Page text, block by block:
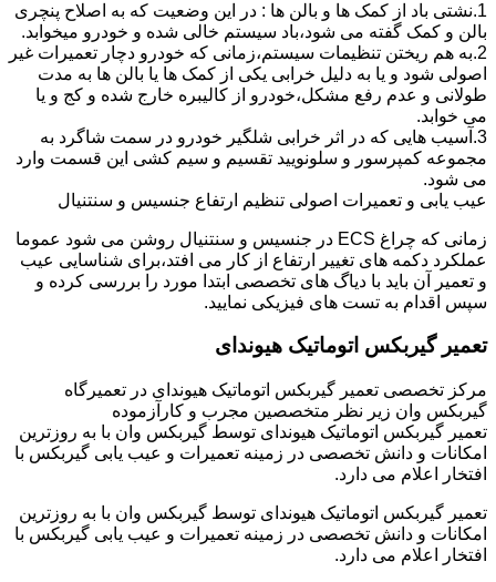
1.نشتی باد از کمک ها و بالن ها : در این وضعیت که به اصلاح پنچری
بالن و کمک گفته می شود،باد سیستم خالی شده و خودرو میخوابد.
2.به هم ریختن تنظیمات سیستم،زمانی که خودرو دچار تعمیرات غیر
اصولی شود و یا به دلیل خرابی یکی از کمک ها یا بالن ها به مدت
طولانی و عدم رفع مشکل،خودرو از کالیبره خارج شده و کج و یا
می خوابد.
3.آسیب هایی که در اثر خرابی شلگیر خودرو در سمت شاگرد به
مجموعه کمپرسور و سلونویید تقسیم و سیم کشی این قسمت وارد
می شود.
عیب یابی و تعمیرات اصولی تنظیم ارتفاع جنسیس و سنتنیال
زمانی که چراغ ECS در جنسیس و سنتنیال روشن می شود عموما
عملکرد دکمه های تغییر ارتفاع از کار می افتد،برای شناسایی عیب
و تعمیر آن باید با دیاگ های تخصصی ابتدا مورد را بررسی کرده و
سپس اقدام به تست های فیزیکی نمایید.
تعمیر گیربکس اتوماتیک هیوندای
مرکز تخصصی تعمیر گیربکس اتوماتیک هیوندای در تعمیرگاه
گیربکس وان زیر نظر متخصصین مجرب و کارآزموده
تعمیر گیربکس اتوماتیک هیوندای توسط گیربکس وان با به روزترین
امکانات و دانش تخصصی در زمینه تعمیرات و عیب یابی گیربکس با
افتخار اعلام می دارد.
تعمیر گیربکس اتوماتیک هیوندای توسط گیربکس وان با به روزترین
امکانات و دانش تخصصی در زمینه تعمیرات و عیب یابی گیربکس با
افتخار اعلام می دارد.